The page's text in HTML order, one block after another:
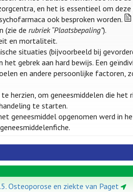
en het is essentieel om deze
ook besproken worden.
(zie derubriek “Plaatsbepaling”).
en mortaliteit.
situaties (bijvoorbeeld bij
gebrek aan hard bewijs. Een
en andere persoonlijke factoren,
herzien, om geneesmiddelen die het
te starten.
geneesmiddel opgenomen werd in
Osteoporose en ziekte van Paget